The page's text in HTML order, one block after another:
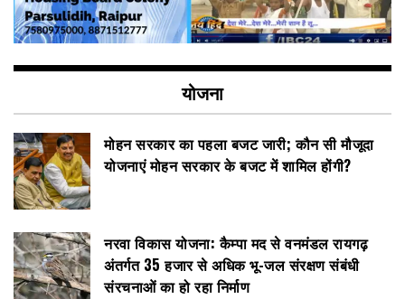
योजना
मोहन सरकार का पहला बजट जारी; कौन सी मौजूदा
योजनाएं मोहन सरकार के बजट में शामिल होंगी?
नरवा विकास योजना: कैम्पा मद से वनमंडल रायगढ़
अंतर्गत 35 हजार से अधिक भू-जल संरक्षण संबंधी
संरचनाओं का हो रहा निर्माण